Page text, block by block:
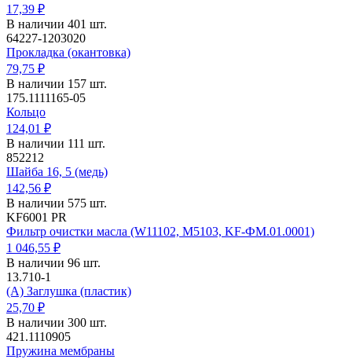
17,39 ₽
В наличии 401 шт.
64227-1203020
Прокладка (окантовка)
79,75 ₽
В наличии 157 шт.
175.1111165-05
Кольцо
124,01 ₽
В наличии 111 шт.
852212
Шайба 16, 5 (медь)
142,56 ₽
В наличии 575 шт.
KF6001 PR
Фильтр очистки масла (W11102, M5103, KF-ФМ.01.0001)
1 046,55 ₽
В наличии 96 шт.
13.710-1
(А) Заглушка (пластик)
25,70 ₽
В наличии 300 шт.
421.1110905
Пружина мембраны